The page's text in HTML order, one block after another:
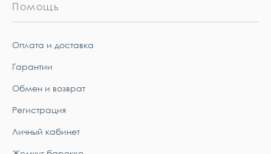
Помощь
Оплата и доставка
Гарантии
Обмен и возврат
Регистрация
Личный кабинет